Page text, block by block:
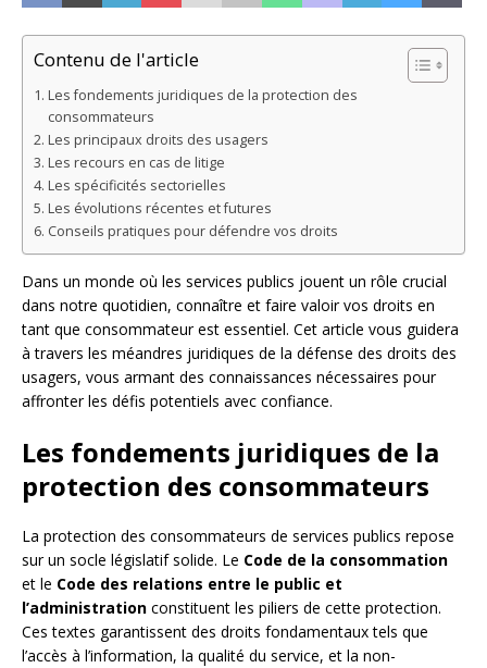
Contenu de l'article
Les fondements juridiques de la protection des
consommateurs
Les principaux droits des usagers
Les recours en cas de litige
Les spécificités sectorielles
Les évolutions récentes et futures
Conseils pratiques pour défendre vos droits
Dans un monde où les services publics jouent un rôle crucial
dans notre quotidien, connaître et faire valoir vos droits en
tant que consommateur est essentiel. Cet article vous guidera
à travers les méandres juridiques de la défense des droits des
usagers, vous armant des connaissances nécessaires pour
affronter les défis potentiels avec confiance.
Les fondements juridiques de la
protection des consommateurs
La protection des consommateurs de services publics repose
sur un socle législatif solide. Le Code de la consommation
et le Code des relations entre le public et
l’administration constituent les piliers de cette protection.
Ces textes garantissent des droits fondamentaux tels que
l’accès à l’information, la qualité du service, et la non-